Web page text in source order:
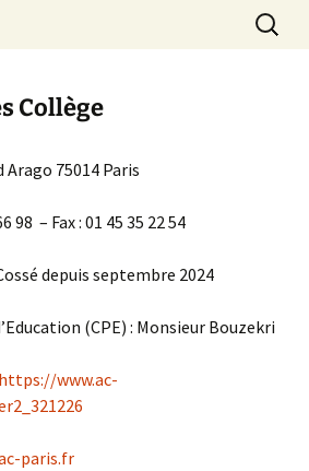
– Association
des Parents
1981
Participe au service des
scolaire Dolent-Arago-
Collège
Arago 75014 Paris
98 – Fax : 01 45 35 22 54
depuis septembre 2024
(CPE) : Monsieur Bouzekri
https://www.ac-
paris.fr